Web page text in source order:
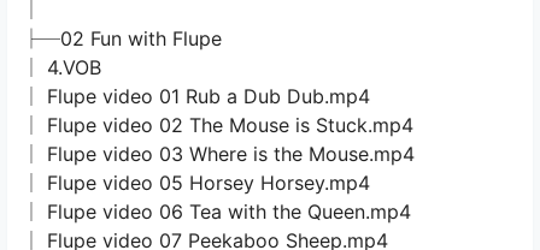
├─02 Fun with Flupe
│ 4.VOB
│ Flupe video 01 Rub a Dub Dub.mp4
│ Flupe video 02 The Mouse is Stuck.mp4
│ Flupe video 03 Where is the Mouse.mp4
│ Flupe video 05 Horsey Horsey.mp4
│ Flupe video 06 Tea with the Queen.mp4
│ Flupe video 07 Peekaboo Sheep.mp4